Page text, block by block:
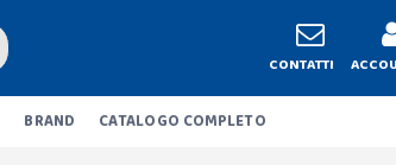
CONTATTI
BRAND CATALOGO COMPLETO